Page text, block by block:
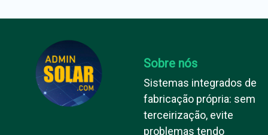
Sobre nós
Sistemas integrados de
fabricação própria: sem
terceirização, evite
problemas tendo